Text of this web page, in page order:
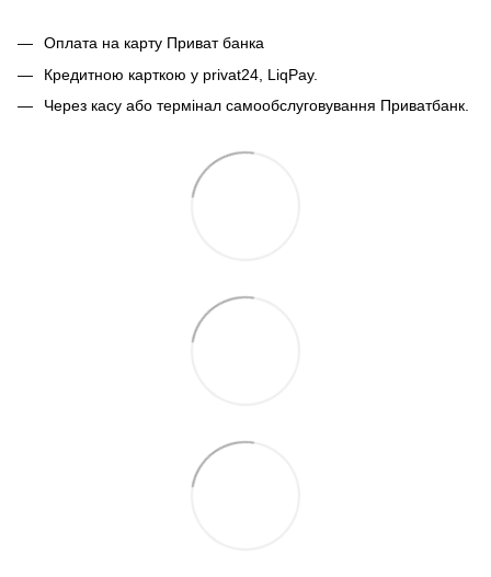
Оплата на карту Приват банка
Кредитною карткою у privat24, LiqPay.
Через касу або термінал самообслуговування Приватбанк.